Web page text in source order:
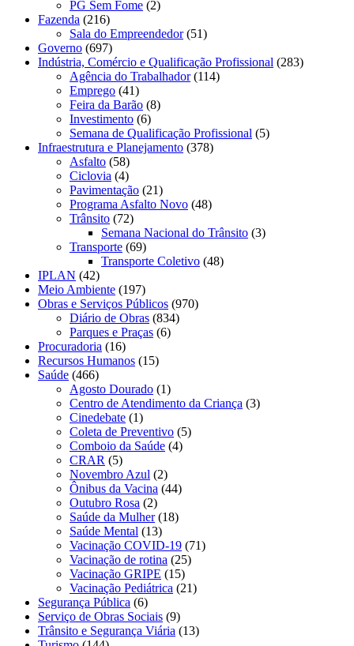
PG Sem Fome (2)
Fazenda (216)
Sala do Empreendedor(51)
Governo (697)
Indústria, Comércio e Qualificação Profissional (283)
Agência do Trabalhador(114)
Emprego (41)
Feira da Barão (8)
Investimento (6)
Semana de Qualificação Profissional (5)
Infraestrutura e Planejamento (378)
Asfalto (58)
Ciclovia (4)
Pavimentação (21)
Programa Asfalto Novo (48)
Trânsito (72)
Semana Nacional do Trânsito (3)
Transporte (69)
Transporte Coletivo (48)
IPLAN (42)
Meio Ambiente (197)
Obras e Serviços Públicos (970)
Diário de Obras (834)
Parques e Praças (6)
Procuradoria (16)
Recursos Humanos (15)
Saúde (466)
Agosto Dourado (1)
Centro de Atendimento da Criança (3)
Cinedebate (1)
Coleta de Preventivo (5)
Comboio da Saúde (4)
CRAR (5)
Novembro Azul (2)
Ônibus da Vacina (44)
Outubro Rosa (2)
Saúde da Mulher(18)
Saúde Mental (13)
Vacinação COVID-19 (71)
Vacinação de rotina (25)
Vacinação GRIPE (15)
Vacinação Pediátrica (21)
Segurança Pública (6)
Serviço de Obras Sociais (9)
Trânsito e Segurança Viária (13)